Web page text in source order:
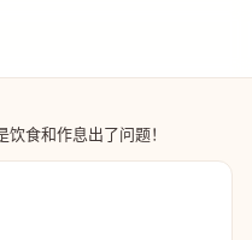
食和作息出了问题！